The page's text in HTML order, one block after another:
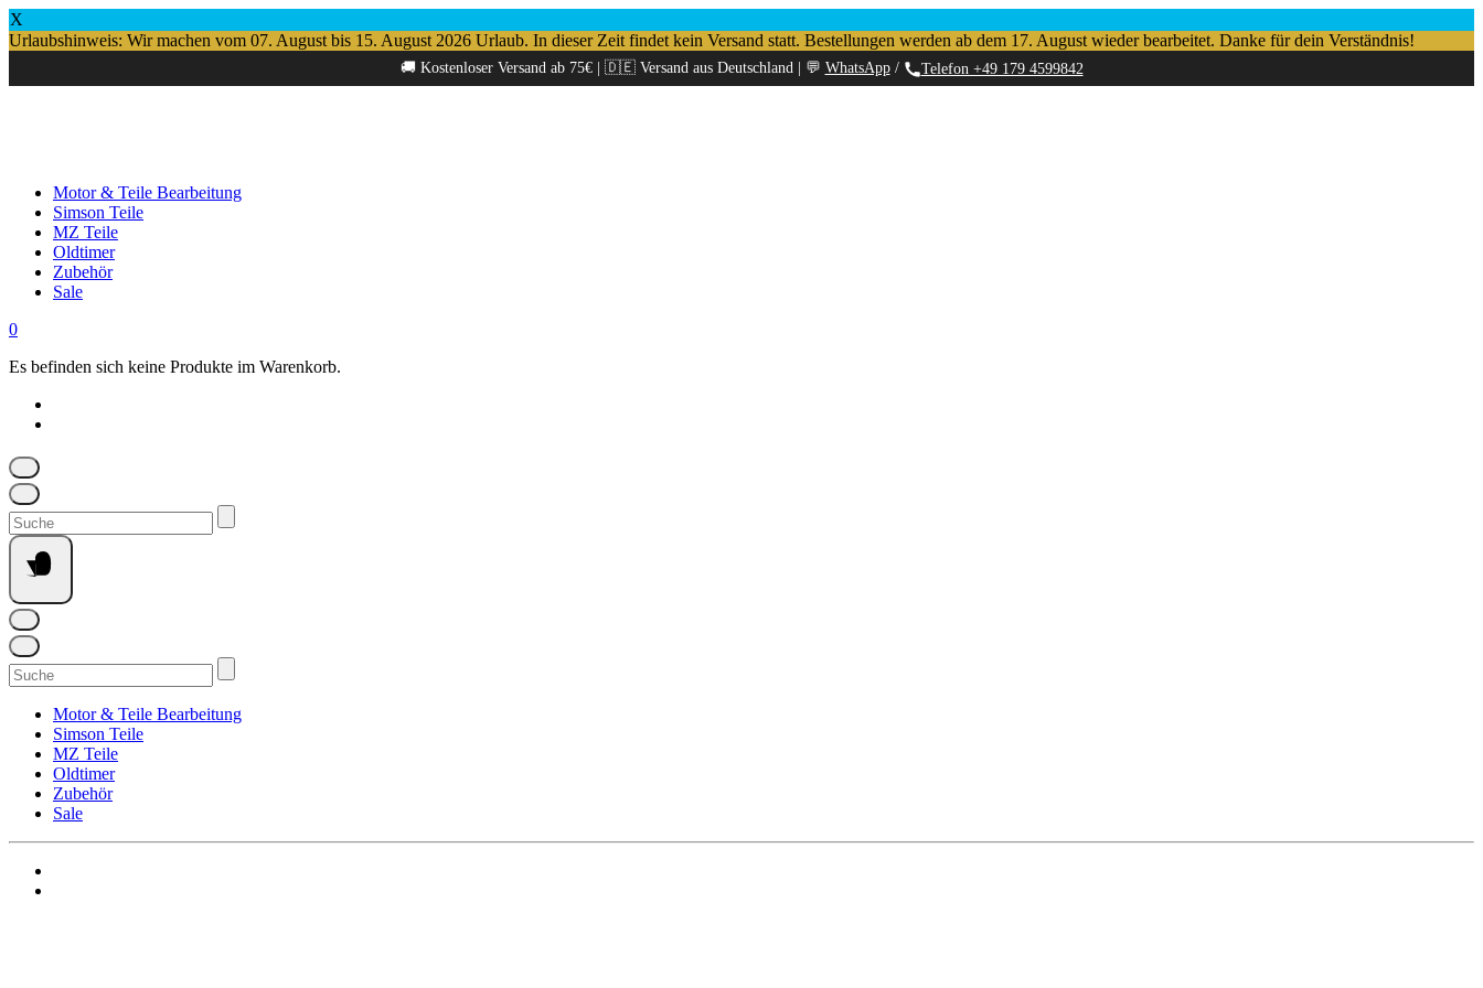
X
Urlaubshinweis: Wir machen vom 07. August bis 15. August 2026 Urlaub. In dieser Zeit findet kein Versand statt. Bestellungen werden ab dem 17. August wieder bearbeitet. Danke für dein Verständnis!
🚚 Kostenloser Versand ab 75€ | 🇩🇪 Versand aus Deutschland | 💬 WhatsApp/ Telefon +49 179 4599842
Motor & Teile Bearbeitung
Simson Teile
MZ Teile
Oldtimer
Zubehör
Sale
0
Es befinden sich keine Produkte im Warenkorb.
Suchen
nach:
Suchen
nach:
Motor & Teile Bearbeitung
Simson Teile
MZ Teile
Oldtimer
Zubehör
Sale